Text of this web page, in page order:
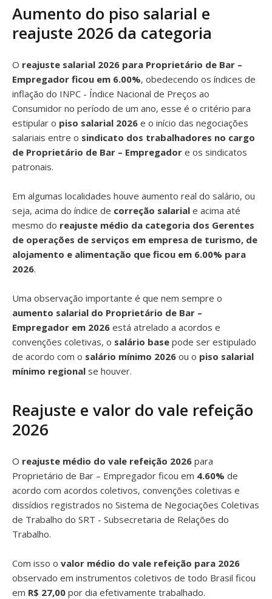
Aumento do piso salarial e
reajuste 2026 da categoria
O reajuste salarial 2026 para Proprietário de Bar –
Empregador ficou em 6.00%, obedecendo os índices de
inflação do INPC - Índice Nacional de Preços ao
Consumidor no período de um ano, esse é o critério para
estipular o piso salarial 2026 e o início das negociações
salariais entre o sindicato dos trabalhadores no cargo
de Proprietário de Bar – Empregador e os sindicatos
patronais.
Em algumas localidades houve aumento real do salário, ou
seja, acima do índice de correção salarial e acima até
mesmo do reajuste médio da categoria dos Gerentes
de operações de serviços em empresa de turismo, de
alojamento e alimentação que ficou em 6.00% para
2026.
Uma observação importante é que nem sempre o
aumento salarial do Proprietário de Bar –
Empregador em 2026 está atrelado a acordos e
convenções coletivas, o salário base pode ser estipulado
de acordo com o salário mínimo 2026 ou o piso salarial
mínimo regional se houver.
Reajuste e valor do vale refeição
2026
O reajuste médio do vale refeição 2026 para
Proprietário de Bar – Empregador ficou em 4.60% de
acordo com acordos coletivos, convenções coletivas e
dissídios registrados no Sistema de Negociações Coletivas
de Trabalho do SRT - Subsecretaria de Relações do
Trabalho.
Com isso o valor médio do vale refeição para 2026
observado em instrumentos coletivos de todo Brasil ficou
em R$ 27,00 por dia efetivamente trabalhado.